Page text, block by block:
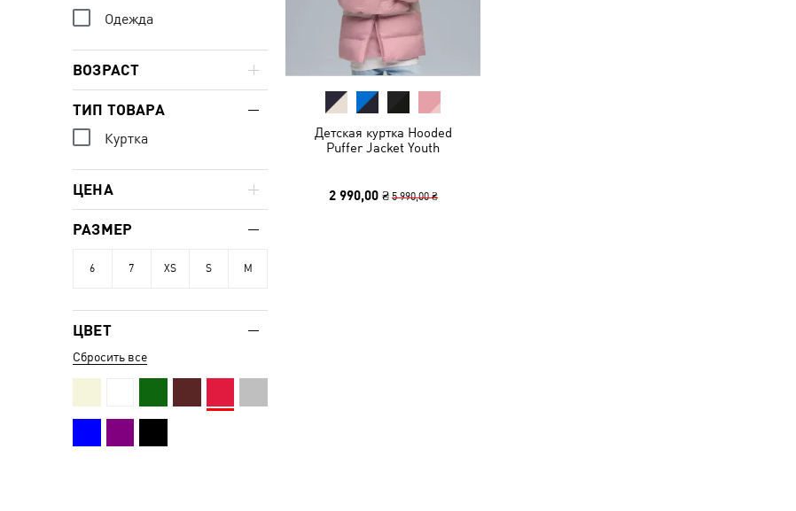
Детская куртка Hooded
Puffer Jacket Youth
2 990,00 ₴ 5 990,00 ₴
Одежда
ВОЗРАСТ
ТИП ТОВАРА
Куртка
ЦЕНА
РАЗМЕР
6 7 XS S M
ЦВЕТ
Сбросить все